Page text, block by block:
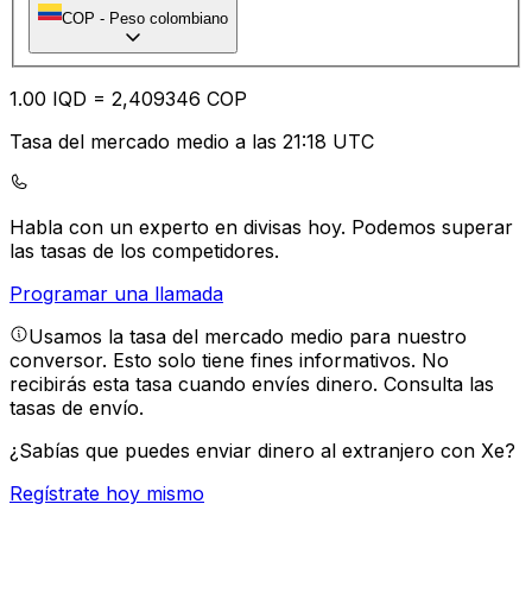
COP - Peso colombiano
1.00 IQD = 2,409346 COP
Tasa del mercado medio a las 21:18 UTC
Habla con un experto en divisas hoy. Podemos superar
las tasas de los competidores.
Programar una llamada
Usamos la tasa del mercado medio para nuestro
conversor. Esto solo tiene fines informativos. No
recibirás esta tasa cuando envíes dinero. Consulta las
tasas de envío.
¿Sabías que puedes enviar dinero al extranjero con Xe?
Regístrate hoy mismo